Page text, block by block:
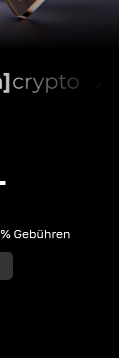
Gebühren